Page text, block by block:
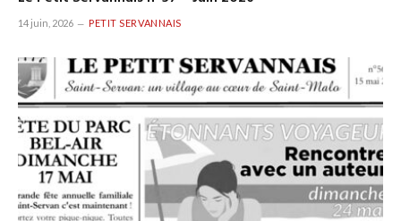
14 juin, 2026 PETIT SERVANNAIS